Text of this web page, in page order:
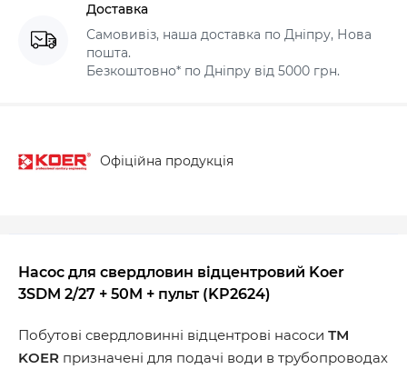
Доставка
Самовивіз, наша доставка по Дніпру, Нова
пошта.
Безкоштовно* по Дніпру від 5000 грн.
Офіційна продукція
Насос для свердловин відцентровий Koer
3SDM 2/27 + 50M + пульт (KP2624)
Побутові свердловинні відцентрові насоси ТМ
KOER призначенi для подачі води в трубопроводах